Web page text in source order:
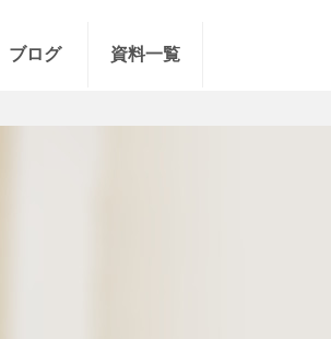
ブログ 資料一覧